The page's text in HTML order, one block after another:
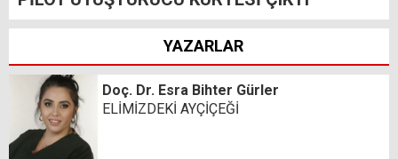
YAZARLAR
Doç. Dr. Esra Bihter Gürler
ELİMİZDEKİ AYÇİÇEĞİ